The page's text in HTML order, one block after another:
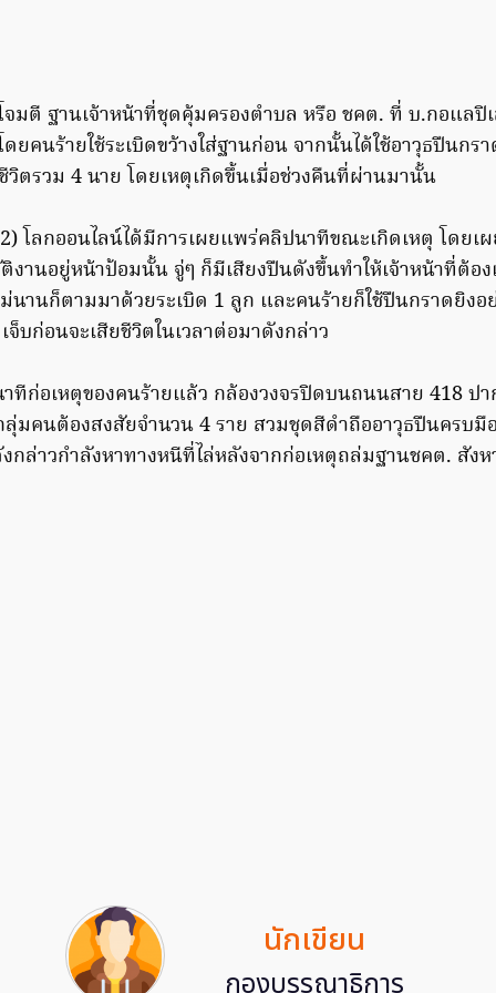
มตี ฐานเจ้าหน้าที่ชุดคุ้มครองตำบล หรือ ชคต. ที่ บ.กอแลปิ
ยคนร้ายใช้ระเบิดขว้างใส่ฐานก่อน จากนั้นได้ใช้อาวุธปืนกร
วิตรวม 4 นาย โดยเหตุเกิดขึ้นเมื่อช่วงคืนที่ผ่านมานั้น
โลกออนไลน์ได้มีการเผยแพร่คลิปนาทีขณะเกิดเหตุ โดยเผ
งานอยู่หน้าป้อมนั้น จู่ๆ ก็มีเสียงปืนดังขึ้นทำให้เจ้าหน้าที่ต้อ
นานก็ตามมาด้วยระเบิด 1 ลูก และคนร้ายก็ใช้ปืนกราดยิงอ
จ็บก่อนจะเสียชีวิตในเวลาต่อมาดังกล่าว
ทีก่อเหตุของคนร้ายแล้ว กล้องวงจรปิดบนถนนสาย 418 ป
ลุ่มคนต้องสงสัยจำนวน 4 ราย สวมชุดสีดำถืออาวุธปืนครบ
ล่าวกำลังหาทางหนีที่ไล่หลังจากก่อเหตุถล่มฐานชคต. สังห
นักเขียน
กองบรรณาธิการ